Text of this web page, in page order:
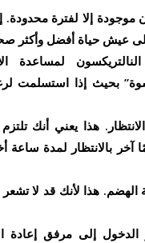
إلا لفترة محدودة.
عيش حياة أفضل وأكثر
بحيث إذا استسلمت
هذا يعني أنك تلتزم
آخر بالانتظار لمدة
هذا لأنك قد لا تشعر
إلى مرفق إعادة